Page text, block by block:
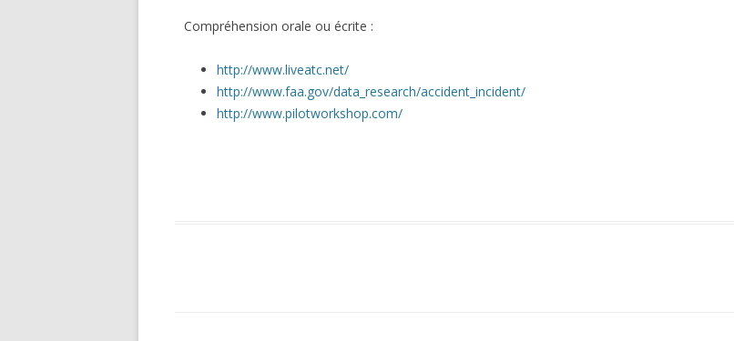
Compréhension orale ou écrite :
http://www.liveatc.net/
http://www.faa.gov/data_research/accident_incident/
http://www.pilotworkshop.com/